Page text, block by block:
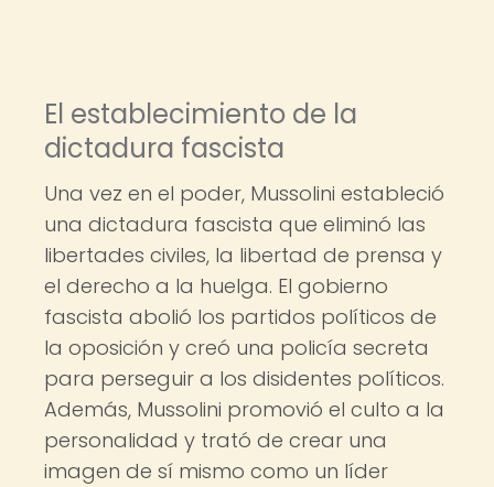
El establecimiento de la
dictadura fascista
Una vez en el poder, Mussolini estableció
una dictadura fascista que eliminó las
libertades civiles, la libertad de prensa y
el derecho a la huelga. El gobierno
fascista abolió los partidos políticos de
la oposición y creó una policía secreta
para perseguir a los disidentes políticos.
Además, Mussolini promovió el culto a la
personalidad y trató de crear una
imagen de sí mismo como un líder